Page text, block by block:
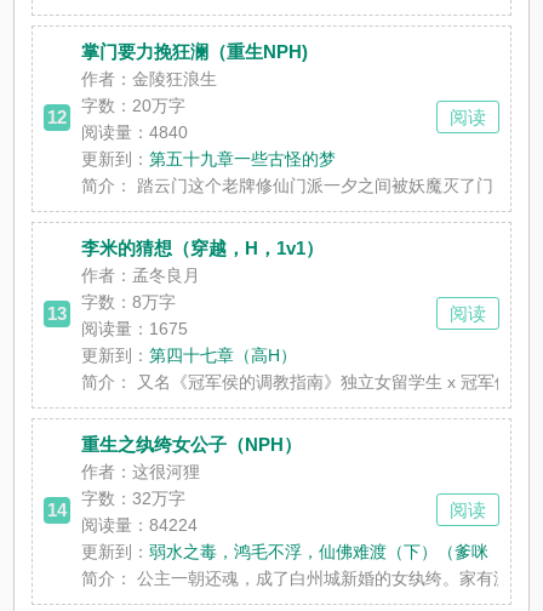
12
掌门要力挽狂澜（重生NPH)
作者：金陵狂浪生
字数： 20万字
阅读量：4840
更新到：第五十九章一些古怪的梦
简介：
踏云门这个老牌修仙门派一夕之间被妖魔灭了门，连
阅读
13
李米的猜想（穿越，H，1v1）
作者：孟冬良月
字数：8万字
阅读量：1675
更新到：第四十七章（高H）
简介：
又名《冠军侯的调教指南》独立女留学生 x 冠军侯霍
阅读
14
重生之纨绔女公子（NPH）
作者：这很河狸
字数：32万字
阅读量：84224
更新到：弱水之毒，鸿毛不浮，仙佛难渡（下）（爹咪
简介：
公主一朝还魂，成了白州城新婚的女纨绔。家有泼辣
阅读